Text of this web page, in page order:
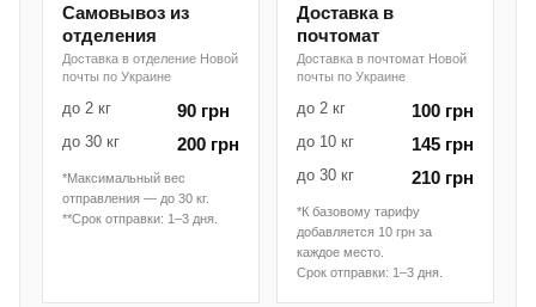
Самовывоз из
отделения
Доставка в отделение Новой
почты по Украине
до 2 кг 90 грн
до 30 кг 200 грн
*Максимальный вес
отправления — до 30 кг.
**Срок отправки: 1–3 дня.
Доставка в
почтомат
Доставка в почтомат Новой
почты по Украине
до 2 кг 100 грн
до 10 кг 145 грн
до 30 кг 210 грн
*К базовому тарифу
добавляется 10 грн за
каждое место.
Срок отправки: 1–3 дня.